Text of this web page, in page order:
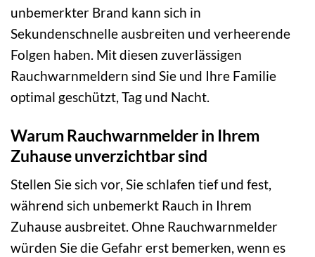
unbemerkter Brand kann sich in
Sekundenschnelle ausbreiten und verheerende
Folgen haben. Mit diesen zuverlässigen
Rauchwarnmeldern sind Sie und Ihre Familie
optimal geschützt, Tag und Nacht.
Warum Rauchwarnmelder in Ihrem
Zuhause unverzichtbar sind
Stellen Sie sich vor, Sie schlafen tief und fest,
während sich unbemerkt Rauch in Ihrem
Zuhause ausbreitet. Ohne Rauchwarnmelder
würden Sie die Gefahr erst bemerken, wenn es